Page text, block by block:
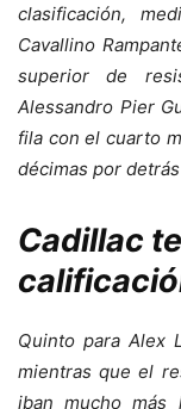
clasificación,
Cavallino
superior de
Alessandro Pier
fila con el cuarto
décimas por
Cadillac
Quinto para Alex
mientras que el
iban mucho más